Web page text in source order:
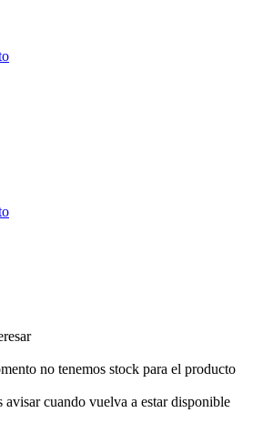
no tenemos stock para el producto
avisar cuando vuelva a estar disponible